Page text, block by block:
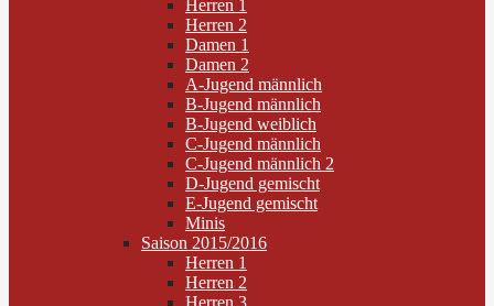
Herren 1
Herren 2
Damen 1
Damen 2
A-Jugend männlich
B-Jugend männlich
B-Jugend weiblich
C-Jugend männlich
C-Jugend männlich 2
D-Jugend gemischt
E-Jugend gemischt
Minis
Saison 2015/2016
Herren 1
Herren 2
Herren 3